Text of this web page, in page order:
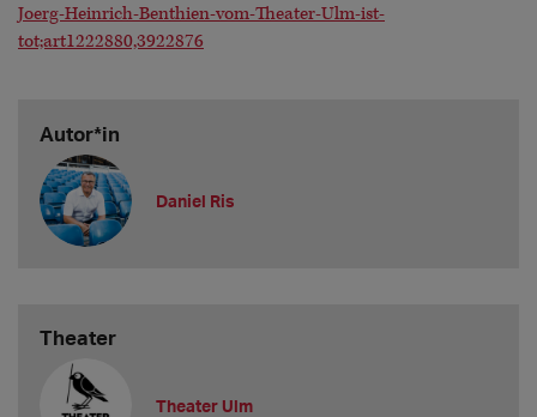
Joerg-Heinrich-Benthien-vom-Theater-Ulm-ist-
tot;art1222880,3922876
Autor*in
Daniel Ris
Theater
Theater Ulm